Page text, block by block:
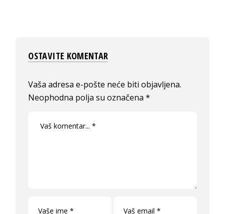
OSTAVITE KOMENTAR
Vaša adresa e-pošte neće biti objavljena.
Neophodna polja su označena*